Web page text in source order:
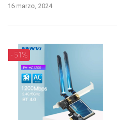
16 marzo, 2024
- 51%